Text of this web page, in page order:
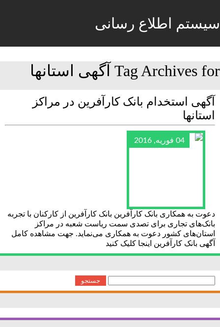
سیستم اطلاع رسانی
Tag Archives for آگهی استانها
آگهی استخدام بانک کارآفرین در مراکز
استانها
04 فوریه, 2016
دعوت به همکاری بانک کارآفرین بانک کارآفرین از کارکنان با تجربه
بانک‌های تجاری برای تصدی سمت ریاست شعبه در مراکز
استان‌های کشور دعوت به همکاری می‌نماید. جهت مشاهده کامل
آگهی بانک کارآفرین اینجا کلیک کنید
برای: